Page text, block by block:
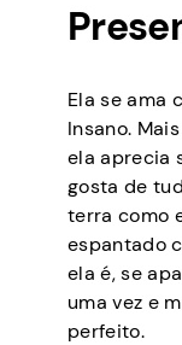
Ela se ama
Insano.
ela aprecia
gosta de
terra como
espantado
ela é, se
uma vez e
perfeito.